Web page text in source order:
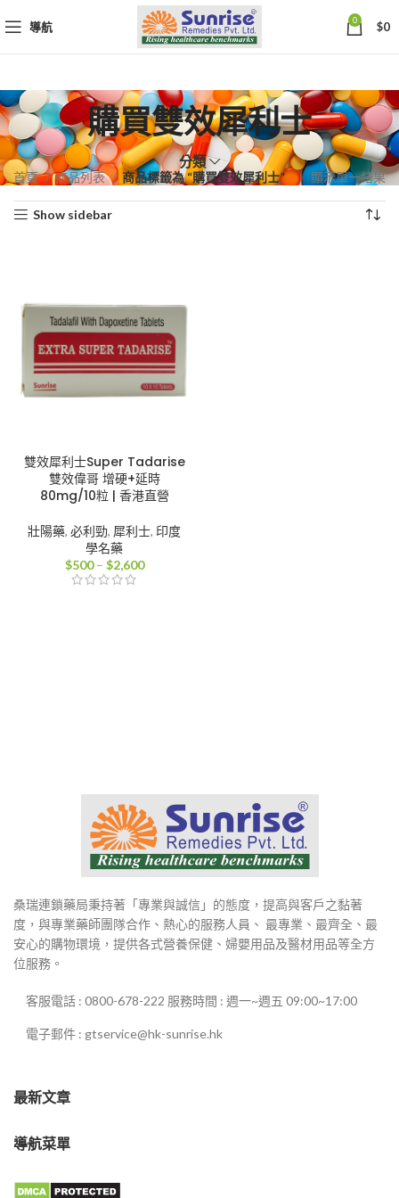
導航 0 $0
購買雙效犀利士
分類
首頁 商品列表 商品標籤為 “購買雙效犀利士” 顯示單一結果
Show sidebar
雙效犀利士Super Tadarise
雙效偉哥 增硬+延時
80mg/10粒 | 香港直營
壯陽藥, 必利勁, 犀利士, 印度
學名藥
$500 – $2,600價
桑瑞連鎖藥局秉持著「專業與誠信」的態度，提高與客戶之黏著
度，與專業藥師團隊合作、熱心的服務人員、 最專業、最齊全、最
安心的購物環境，提供各式營養保健、婦嬰用品及醫材用品等全方
位服務。
客服電話 : 0800-678-222 服務時間 : 週一~週五 09:00~17:00
電子郵件 : gtservice@hk-sunrise.hk
最新文章
導航菜單